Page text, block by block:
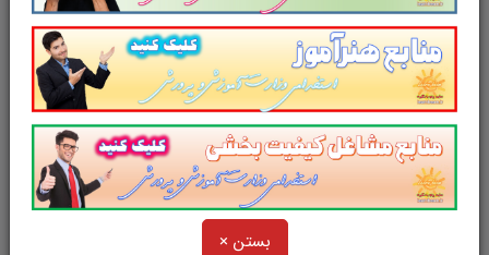
بستن ×
دفترچه راهنمای ثبت ناممی باشد.
لینک دانلود
جزوه خلاصه کتاب روانشناسی
تربیتی ویژه استخدامی آموزش و پرورش